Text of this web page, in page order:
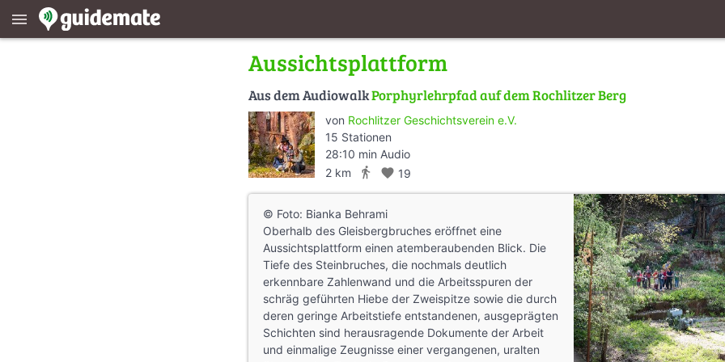
menu
Aussichtsplattform
Aus dem AudiowalkPorphyrlehrpfad auf dem Rochlitzer Berg
von Rochlitzer Geschichtsverein e.V.
15 Stationen
28:10 min Audio
2 km
directions_walk favorite 19
© Foto: Bianka Behrami
Oberhalb des Gleisbergbruches eröffnet eine
Aussichtsplattform einen atemberaubenden Blick. Die
Tiefe des Steinbruches, die nochmals deutlich
erkennbare Zahlenwand und die Arbeitsspuren der
schräg geführten Hiebe der Zweispitze sowie die durch
deren geringe Arbeitstiefe entstandenen, ausgeprägten
Schichten sind herausragende Dokumente der Arbeit
und einmalige Zeugnisse einer vergangenen, uralten